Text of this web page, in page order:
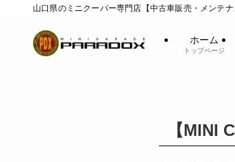
山口県のミニクーパー専門店【中古車販売・メンテナ
ホーム
トップページ
【MINI